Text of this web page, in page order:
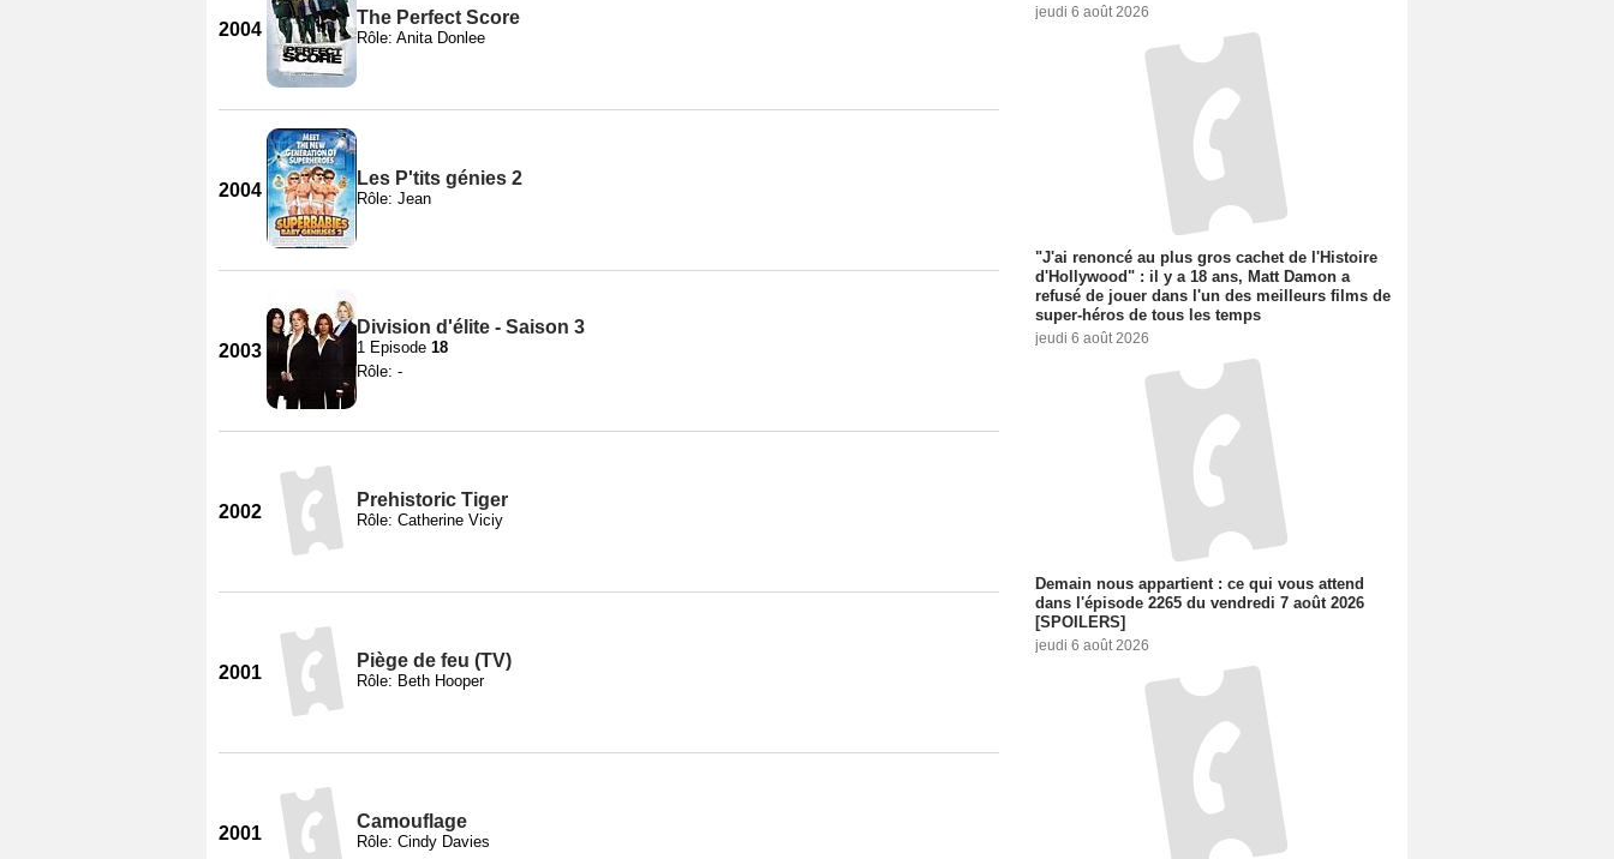
2004
The Perfect Score
Rôle: Anita Donlee
2004
Les P'tits génies 2
Rôle: Jean
2003
Division d'élite - Saison 3
1 Episode 18
Rôle: -
2002
Prehistoric Tiger
Rôle: Catherine Viciy
2001
Piège de feu (TV)
Rôle: Beth Hooper
2001
Camouflage
Rôle: Cindy Davies
jeudi 6 août 2026
"J'ai renoncé au plus gros cachet de l'Histoire
d'Hollywood" : il y a 18 ans, Matt Damon a
refusé de jouer dans l'un des meilleurs films de
super-héros de tous les temps
jeudi 6 août 2026
Demain nous appartient : ce qui vous attend
dans l'épisode 2265 du vendredi 7 août 2026
[SPOILERS]
jeudi 6 août 2026